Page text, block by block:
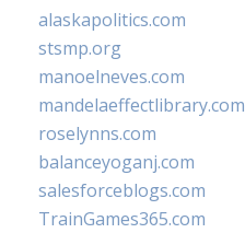
alaskapolitics.com
stsmp.org
manoelneves.com
mandelaeffectlibrary.com
roselynns.com
balanceyoganj.com
salesforceblogs.com
TrainGames365.com